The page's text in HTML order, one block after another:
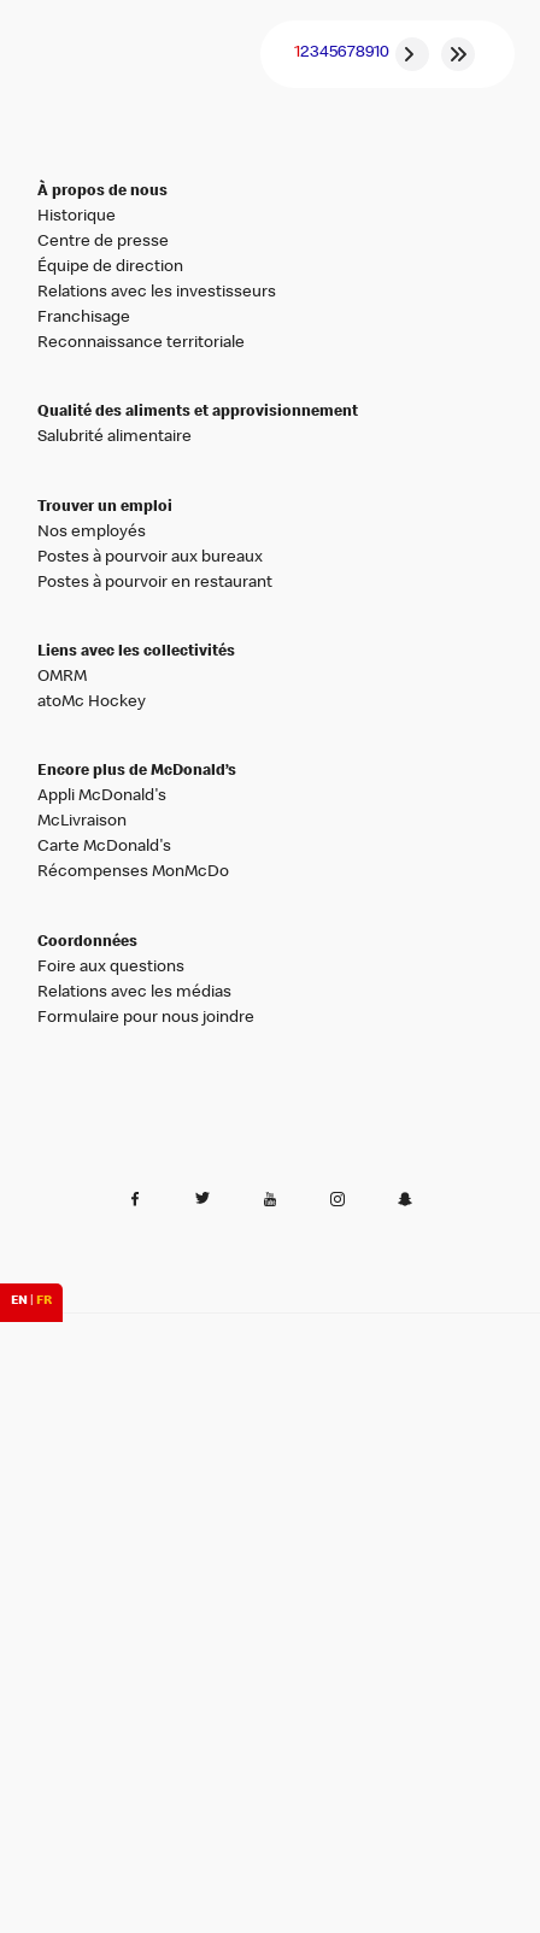
12345678910
À propos de nous
Historique
Centre de presse
Équipe de direction
Relations avec les investisseurs
Franchisage
Reconnaissance territoriale
Qualité des aliments et approvisionnement
Salubrité alimentaire
Trouver un emploi
Nos employés
Postes à pourvoir aux bureaux
Postes à pourvoir en restaurant
Liens avec les collectivités
OMRM
atoMc Hockey
Encore plus de McDonald’s
Appli McDonald's
McLivraison
Carte McDonald's
Récompenses MonMcDo
Coordonnées
Foire aux questions
Relations avec les médias
Formulaire pour nous joindre
EN| FR